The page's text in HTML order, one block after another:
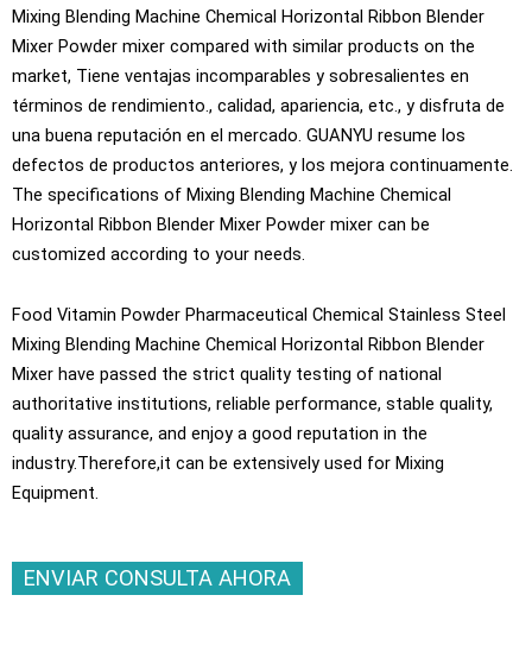
Mixing Blending Machine Chemical Horizontal Ribbon Blender
Mixer Powder mixer compared with similar products on the
market, Tiene ventajas incomparables y sobresalientes en
términos de rendimiento., calidad, apariencia, etc., y disfruta de
una buena reputación en el mercado. GUANYU resume los
defectos de productos anteriores, y los mejora continuamente.
The specifications of Mixing Blending Machine Chemical
Horizontal Ribbon Blender Mixer Powder mixer can be
customized according to your needs.
Food Vitamin Powder Pharmaceutical Chemical Stainless Steel
Mixing Blending Machine Chemical Horizontal Ribbon Blender
Mixer have passed the strict quality testing of national
authoritative institutions, reliable performance, stable quality,
quality assurance, and enjoy a good reputation in the
industry.Therefore,it can be extensively used for Mixing
Equipment.
ENVIAR CONSULTA AHORA